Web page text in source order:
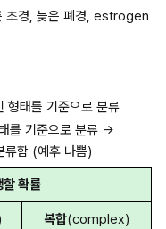
초경, 늦은 폐경, estrogen
형태를 기준으로 분류
류함 (예후 나쁨)
할 확률
복합(complex)